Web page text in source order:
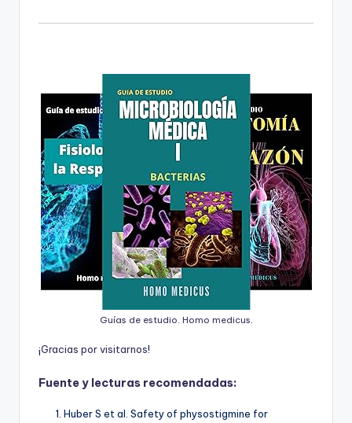
Guías de estudio. Homo medicus.
¡Gracias porvisitarnos!
Fuente y lecturas recomendadas:
Huber S et al. Safety of physostigmine for